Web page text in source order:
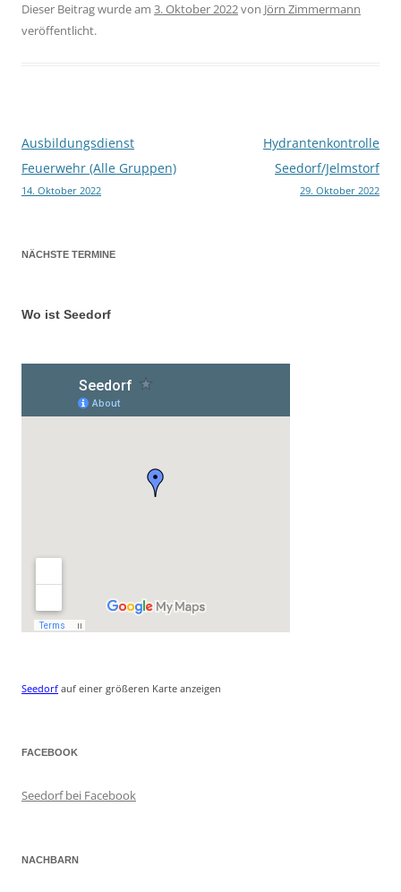
Dieser Beitrag wurde am 3. Oktober 2022von Jörn Zimmermann
veröffentlicht.
Beitragsnavigation
Ausbildungsdienst
Feuerwehr (Alle Gruppen)
14. Oktober 2022
Hydrantenkontrolle
Seedorf/Jelmstorf
29. Oktober 2022
NÄCHSTE TERMINE
Wo ist Seedorf
Seedorf auf einer größeren Karte anzeigen
FACEBOOK
Seedorf bei Facebook
NACHBARN